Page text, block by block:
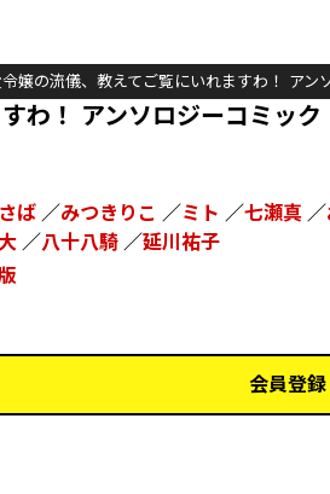
嬢の流儀、教えてご覧にいれますわ！ アン
わ！ アンソロジーコミック
ば ／みつきりこ ／ミト ／七瀬真 ／
／八十八騎 ／延川祐子
会員登